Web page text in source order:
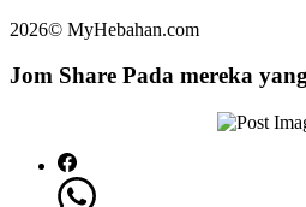
2026© MyHebahan.com
Jom Share Pada mereka